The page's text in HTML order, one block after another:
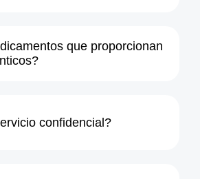
pedidos
que proporcionan
confidencial?